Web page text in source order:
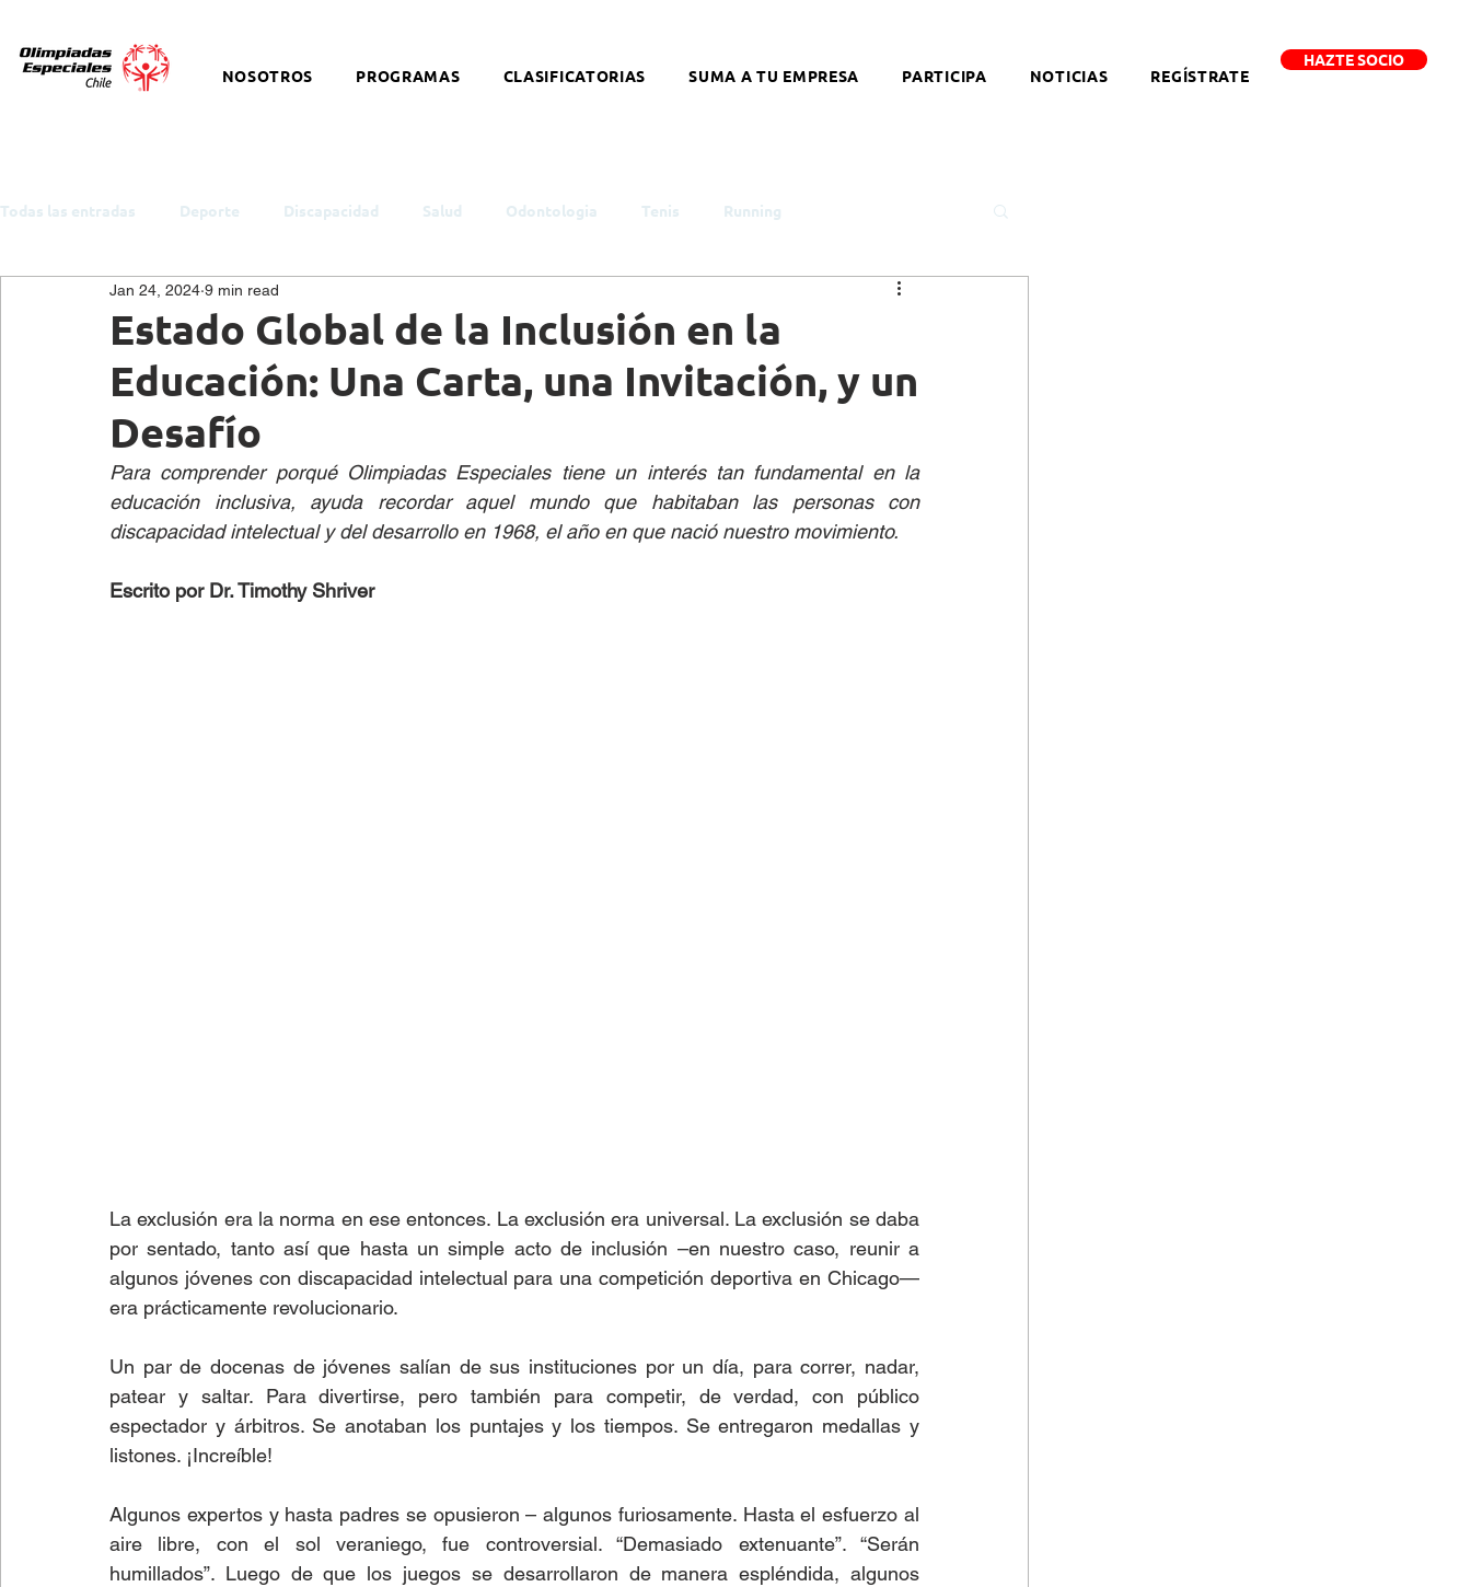
NOSOTROS PROGRAMAS CLASIFICATORIAS SUMA A TU EMPRESA PARTICIPA NOTICIAS REGÍSTRATE
HAZTE SOCIO
Todas las entradas Deporte Discapacidad Salud Odontologia Tenis Running
ODS y Política Pública Empleo Género
Snowboard Equitación Discapacidad Intelectual Síndrome de Down Coronavirus
Salud Mental eSports Baloncesto Charlas y talleres Literatura Arte Nutrición Opinión
Estado Global de la Inclusión en la
Educación: Una Carta, una Invitación, y un
Desafío
Jan 24, 2024 9 min read
Para comprender porqué Olimpiadas Especiales tiene un interés tan fundamental en la
educación inclusiva, ayuda recordar aquel mundo que habitaban las personas con
discapacidad intelectual y del desarrollo en 1968, el año en que nació nuestro movimiento.
Escrito por Dr. Timothy Shriver
La exclusión era la norma en ese entonces. La exclusión era universal. La exclusión se daba
por sentado, tanto así que hasta un simple acto de inclusión –en nuestro caso, reunir a
algunos jóvenes con discapacidad intelectual para una competición deportiva en Chicago—
era prácticamente revolucionario.
Un par de docenas de jóvenes salían de sus instituciones por un día, para correr, nadar,
patear y saltar. Para divertirse, pero también para competir, de verdad, con público
espectador y árbitros. Se anotaban los puntajes y los tiempos. Se entregaron medallas y
listones. ¡Increíble!
Algunos expertos y hasta padres se opusieron – algunos furiosamente. Hasta el esfuerzo al
aire libre, con el sol veraniego, fue controversial. “Demasiado extenuante”. “Serán
humillados”. Luego de que los juegos se desarrollaron de manera espléndida, algunos